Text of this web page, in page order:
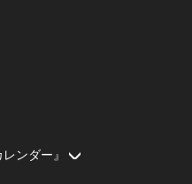
ンダー』